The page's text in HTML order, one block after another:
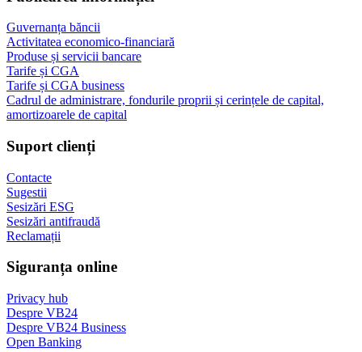
Guvernanța băncii
Activitatea economico-financiară
Produse și servicii bancare
Tarife și CGA
Tarife și CGA business
Cadrul de administrare, fondurile proprii și cerințele de capital,
amortizoarele de capital
Suport clienți
Contacte
Sugestii
Sesizări ESG
Sesizări antifraudă
Reclamații
Siguranța online
Privacy hub
Despre VB24
Despre VB24 Business
Open Banking